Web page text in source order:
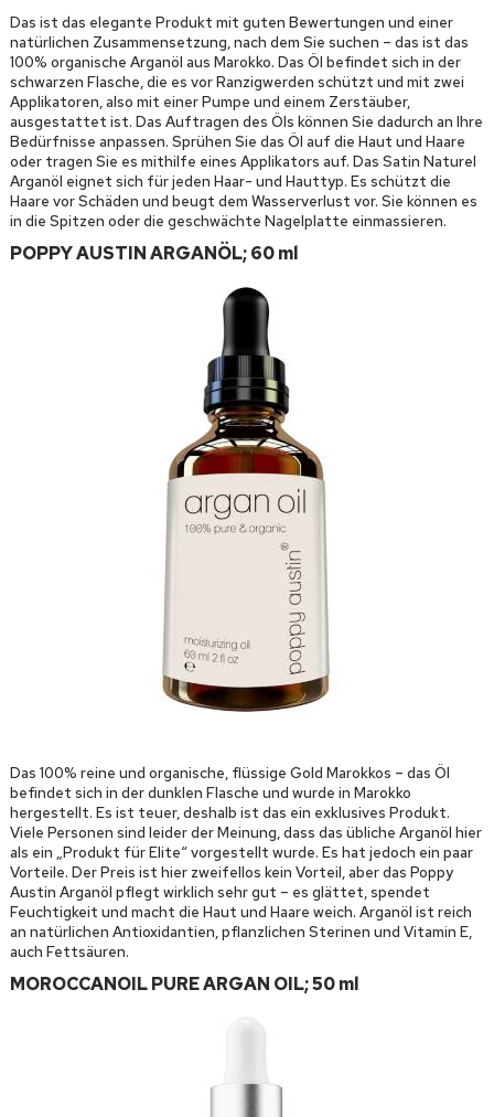
Das ist das elegante Produkt mit guten Bewertungen und einer
natürlichen Zusammensetzung, nach dem Sie suchen – das ist das
100% organische Arganöl aus Marokko. Das Öl befindet sich in der
schwarzen Flasche, die es vor Ranzigwerden schützt und mit zwei
Applikatoren, also mit einer Pumpe und einem Zerstäuber,
ausgestattet ist. Das Auftragen des Öls können Sie dadurch an Ihre
Bedürfnisse anpassen. Sprühen Sie das Öl auf die Haut und Haare
oder tragen Sie es mithilfe eines Applikators auf. Das Satin Naturel
Arganöl eignet sich für jeden Haar- und Hauttyp. Es schützt die
Haare vor Schäden und beugt dem Wasserverlust vor. Sie können es
in die Spitzen oder die geschwächte Nagelplatte einmassieren.
POPPY AUSTIN ARGANÖL; 60 ml
Das 100% reine und organische, flüssige Gold Marokkos – das Öl
befindet sich in der dunklen Flasche und wurde in Marokko
hergestellt. Es ist teuer, deshalb ist das ein exklusives Produkt.
Viele Personen sind leider der Meinung, dass das übliche Arganöl hier
als ein „Produkt für Elite“ vorgestellt wurde. Es hat jedoch ein paar
Vorteile. Der Preis ist hier zweifellos kein Vorteil, aber das Poppy
Austin Arganöl pflegt wirklich sehr gut – es glättet, spendet
Feuchtigkeit und macht die Haut und Haare weich. Arganöl ist reich
an natürlichen Antioxidantien, pflanzlichen Sterinen und Vitamin E,
auch Fettsäuren.
MOROCCANOIL PURE ARGAN OIL; 50 ml